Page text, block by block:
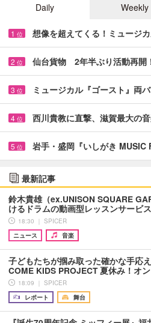
Daily
Weekly
1 位 想像を超えてくる！ミュージ
2 位 仙台貨物 2年半ぶり活動再
3 位 ミュージカル『ゴースト』両
4 位 西川貴教に直撃、滋賀最大の
5 位 岩手・盛岡『いしがき
最新記事
鈴木貴雄（ex.UNISON SQUARE
けるドラムの動画型レッスンサービ
18:30 ｜ SPICER
ニュース
音楽
子どもたちが掴み取った確かな手応
COME KIDS PROJECT 夏休み！オ
18:09 ｜ SPICER
レポート
舞台